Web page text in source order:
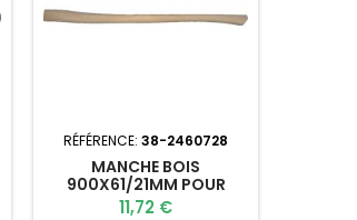
RÉFÉRENCE: 38-2460728
MANCHE BOIS
900X61/21MM POUR
HACHE CANADIENNE
Prix
11,72 €